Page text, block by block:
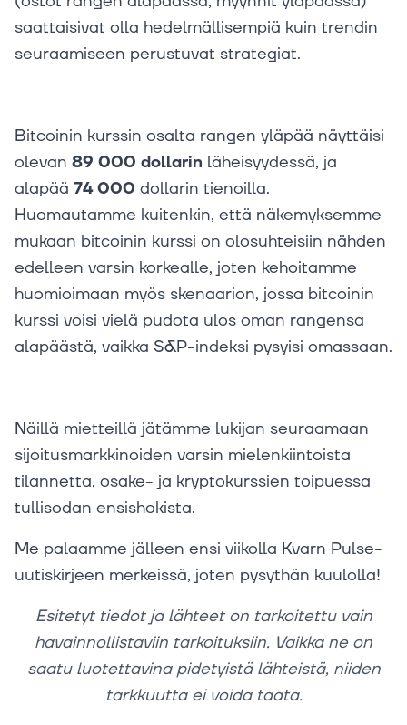
saattaisivat olla hedelmällisempiä kuin trendin
seuraamiseen perustuvat strategiat.
Bitcoinin kurssin osalta rangen yläpää näyttäisi
olevan 89 000 dollarin läheisyydessä, ja
alapää 74 000 dollarin tienoilla.
Huomautamme kuitenkin, että näkemyksemme
mukaan bitcoinin kurssi on olosuhteisiin nähden
edelleen varsin korkealle, joten kehoitamme
huomioimaan myös skenaarion, jossa bitcoinin
kurssi voisi vielä pudota ulos oman rangensa
alapäästä, vaikka S&P-indeksi pysyisi omassaan.
Näillä mietteillä jätämme lukijan seuraamaan
sijoitusmarkkinoiden varsin mielenkiintoista
tilannetta, osake- ja kryptokurssien toipuessa
tullisodan ensishokista.
Me palaamme jälleen ensi viikolla Kvarn Pulse-
uutiskirjeen merkeissä, joten pysythän kuulolla!
Esitetyt tiedot ja lähteet on tarkoitettu vain
havainnollistaviin tarkoituksiin. Vaikka ne on
saatu luotettavina pidetyistä lähteistä, niiden
tarkkuutta ei voida taata.